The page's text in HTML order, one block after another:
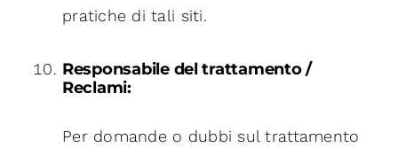
pratiche di tali siti.
Responsabile del trattamento /
Reclami:
Per domande o dubbi sul trattamento